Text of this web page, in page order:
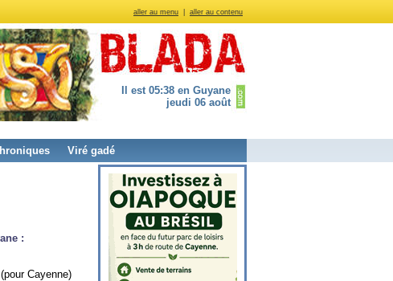
aller au menu aller au contenu
Il est 05:38 en Guyane
jeudi 06 août
Viré gadé
:
Cayenne)